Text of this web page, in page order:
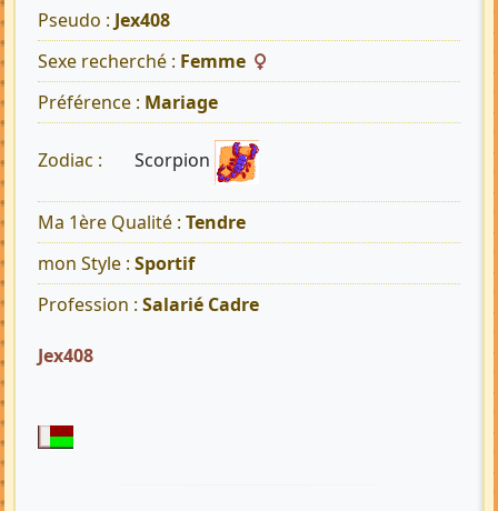
Pseudo : Jex408
Sexe recherché : Femme
Préférence : Mariage
Zodiac : Scorpion
Ma 1ère Qualité : Tendre
mon Style : Sportif
Profession : Salarié Cadre
Jex408